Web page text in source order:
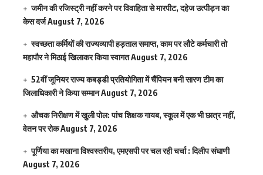
जमीन की रजिस्ट्री नहीं करने पर विवाहिता से मारपीट, दहेज उत्पीड़न का
केस दर्जAugust 7, 2026
स्वच्छता कर्मियों की राज्यव्यापी हड़ताल समाप्त, काम पर लौटे कर्मचारी तो
महापौर ने मिठाई खिलाकर किया स्वागतAugust 7, 2026
52वीं जूनियर राज्य कबड्डी प्रतियोगिता में चैंपियन बनी सारण टीम का
जिलाधिकारी ने किया सम्मानAugust 7, 2026
औचक निरीक्षण में खुली पोल: पांच शिक्षक गायब, स्कूल में एक भी छात्र नहीं,
वेतन पर रोकAugust 7, 2026
पूर्णिया का मखाना विश्वस्तरीय, एमएसपी पर चल रही चर्चा : दिलीप संघाणी
August 7, 2026